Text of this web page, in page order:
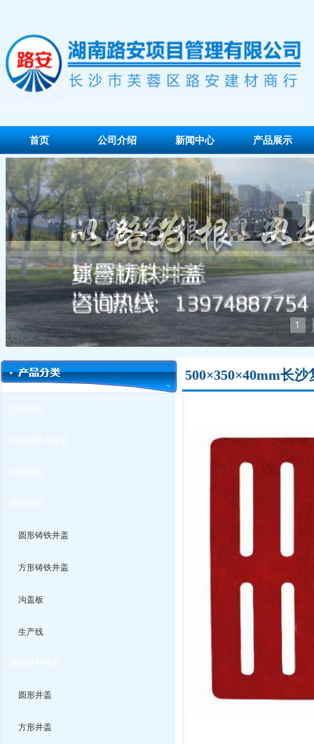
首页 公司介绍 新闻中心 产品展示
1
500×350×40mm长
圆形铸铁井盖
方形铸铁井盖
沟盖板
生产线
圆形井盖
方形井盖